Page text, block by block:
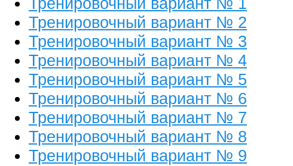
Тренировочный вариант № 2
Тренировочный вариант № 3
Тренировочный вариант № 4
Тренировочный вариант № 5
Тренировочный вариант № 6
Тренировочный вариант № 7
Тренировочный вариант № 8
Тренировочный вариант № 9